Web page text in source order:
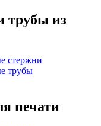
трубы из
стержни
трубы
печати